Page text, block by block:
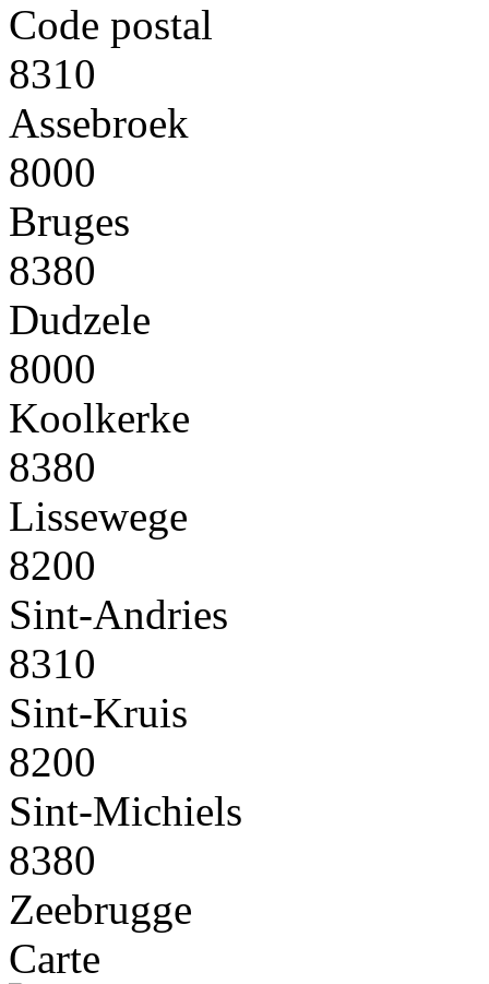
Code postal
8310
Assebroek
8000
Bruges
8380
Dudzele
8000
Koolkerke
8380
Lissewege
8200
Sint-Andries
8310
Sint-Kruis
8200
Sint-Michiels
8380
Zeebrugge
Carte